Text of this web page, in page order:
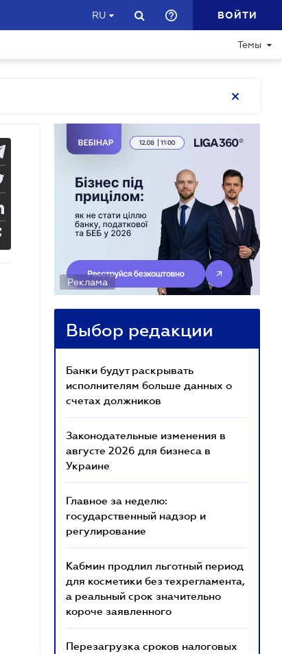
RU ВОЙТИ
Темы
Реклама
Выбор редакции
Банки будут раскрывать
исполнителям больше данных о
счетах должников
Законодательные изменения в
августе 2026 для бизнеса в
Украине
Главное за неделю:
государственный надзор и
регулирование
Кабмин продлил льготный период
для косметики без техрегламента,
а реальный срок значительно
короче заявленного
Перезагрузка сроков налоговых